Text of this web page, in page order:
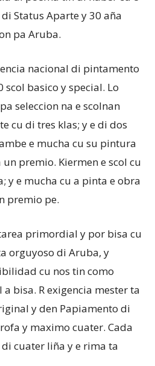
Status Aparte y 30 aña
pa Aruba.
nacional di pintamento
basico y special. Lo
seleccion na e scolnan
cu di tres klas; y e di dos
e mucha cu su pintura
premio. Kiermen e scol cu
y e mucha cu a pinta e obra
premio pe.
primordial y por bisa cu
orguyoso di Aruba, y
cu nos tin como
bisa. R exigencia mester ta
y den Papiamento di
y maximo cuater. Cada
cuater liña y e rima ta